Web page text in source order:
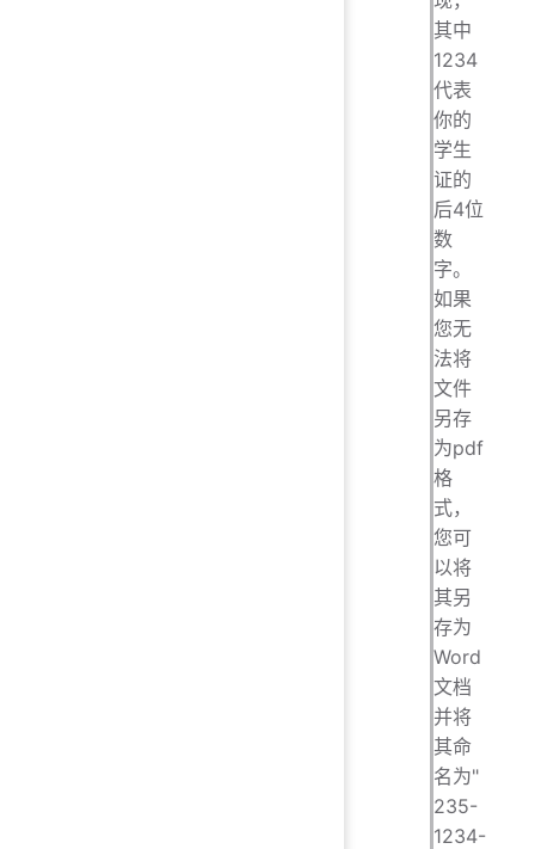
其中
1234
代表
你的
学生
证的
后4位
数
字。
如果
您无
法将
文件
另存
为pdf
格
式，
您可
以将
其另
存为
Word
文档
并将
其命
名为"
235-
1234-